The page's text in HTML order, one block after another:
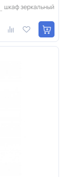
шкаф зеркальный